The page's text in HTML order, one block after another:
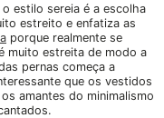
estilo sereia é a escolha
estreito e enfatiza as
porque realmente se
muito estreita de modo a
pernas começa a
que os vestidos
amantes do minimalismo